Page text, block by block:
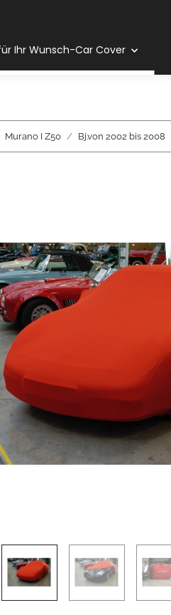
Ihr Wunsch-Car Cover
Murano I Z50 Bj.von 2002 bis 2008